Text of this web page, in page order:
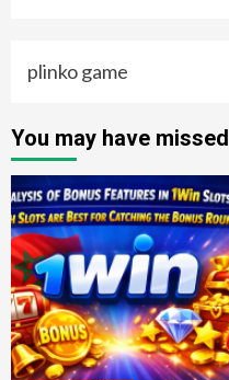
plinko game
You may have missed